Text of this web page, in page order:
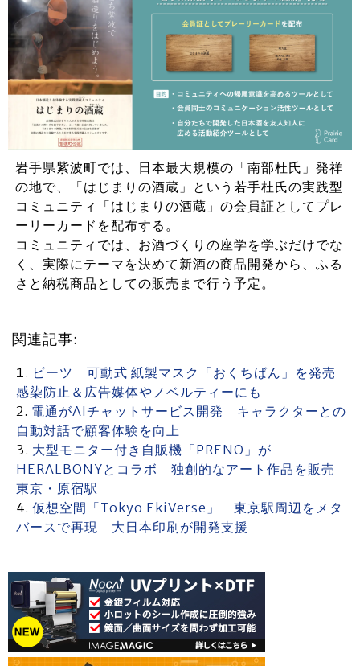
岩手県紫波町では、日本最大規模の「南部杜氏」発祥
の地で、「はじまりの酒蔵」という若手杜氏の実践型
コミュニティ「はじまりの酒蔵」の会員証としてプレ
ーリーカードを配布する。
コミュニティでは、お酒づくりの座学を学ぶだけでな
く、実際にテーマを決めて新酒の商品開発から、ふる
さと納税商品としての販売まで行う予定。
関連記事:
ビーツ 可動式 紙製マスク「おくちばん」を発売
感染防止＆広告媒体やノベルティーにも
電通がAIチャットサービス開発 キャラクターとの
自動対話で顧客体験を向上
大型モニター付き自販機「PRENO」が
HERALBONYとコラボ 独創的なアート作品を販売
東京・原宿駅
仮想空間「Tokyo EkiVerse」 東京駅周辺をメタ
バースで再現 大日本印刷が開発支援